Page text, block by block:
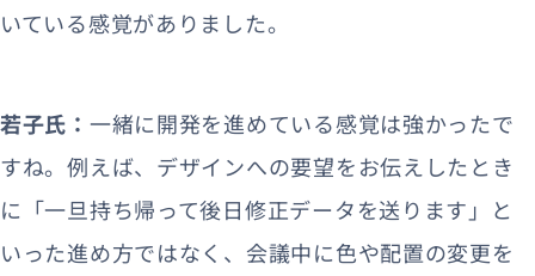
いている感覚がありました。
若子氏： 一緒に開発を進めている感覚は強かったで
すね。例えば、デザインへの要望をお伝えしたとき
に「一旦持ち帰って後日修正データを送ります」と
いった進め方ではなく、会議中に色や配置の変更を